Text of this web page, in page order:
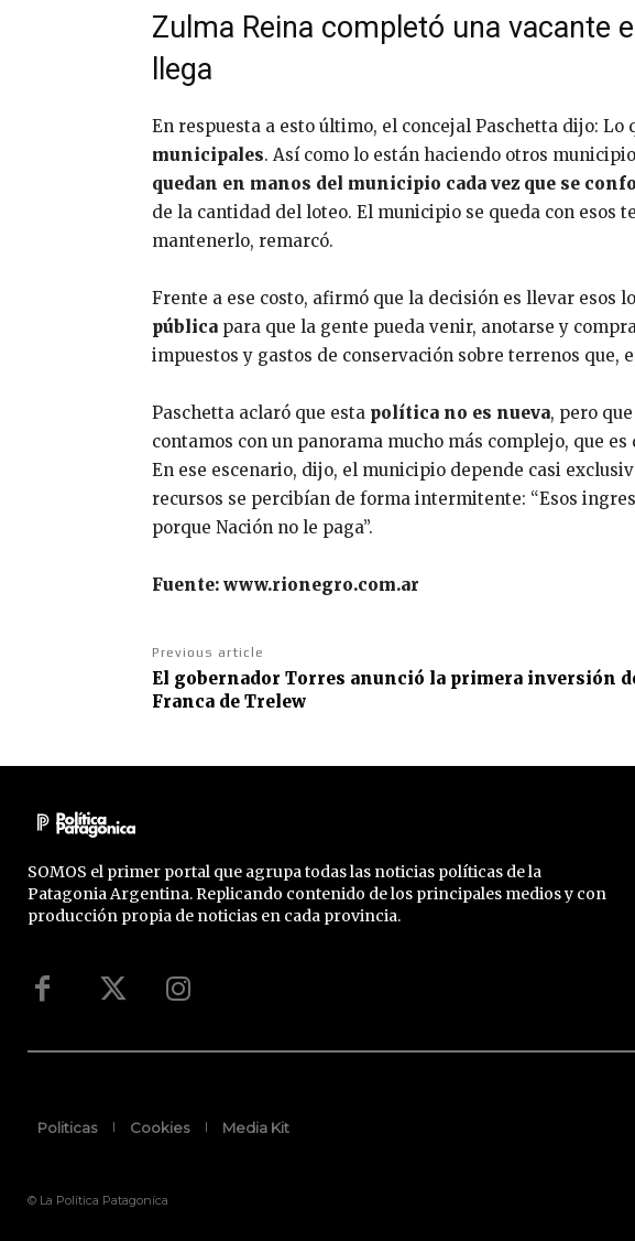
Zulma Reina completó una vacante
llega
En respuesta a esto último, el concejal Paschetta dijo:
municipales. Así como lo están haciendo otros
quedan en manos del municipio cada vez que se
de la cantidad del loteo. El municipio se queda con esos
mantenerlo, remarcó.
Frente a ese costo, afirmó que la decisión es llevar esos
pública para que la gente pueda venir, anotarse y
impuestos y gastos de conservación sobre terrenos que,
Paschetta aclaró que esta política no es nueva, pero
contamos con un panorama mucho más complejo, que es
En ese escenario, dijo, el municipio depende casi
recursos se percibían de forma intermitente: “Esos
porque Nación no le paga”.
Fuente: www.rionegro.com.ar
Previous article
El gobernador Torres anunció la primera inversión
Franca de Trelew
SOMOS el primer portal que agrupa todas las noticias políticas de la
Patagonia Argentina. Replicando contenido de los principales medios y con
producción propia de noticias en cada provincia.
Politicas Cookies Media Kit
© La Política Patagoníca